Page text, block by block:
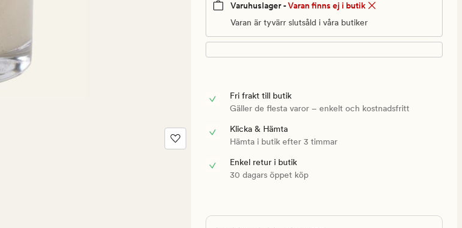
Varuhuslager -Varan finns ej i butik
Varan är tyvärr slutsåld i våra butiker
Fri frakt till butik
Gäller de flesta varor – enkelt och kostnadsfritt
Klicka & Hämta
Hämta i butik efter 3 timmar
Enkel retur i butik
30 dagars öppet köp